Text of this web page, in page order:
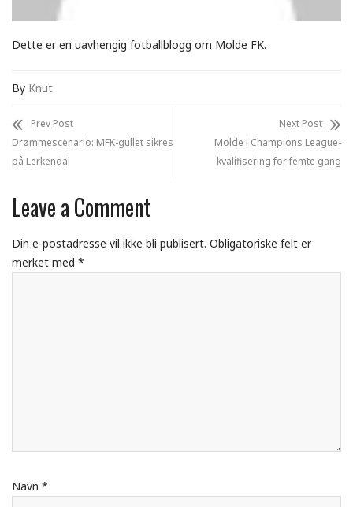
Dette er en uavhengig fotballblogg om Molde FK.
By Knut
Prev Post
Drømmescenario: MFK-gullet sikres
på Lerkendal
Next Post
Molde i Champions League-
kvalifisering for femte gang
Leave a Comment
Din e-postadresse vil ikke bli publisert. Obligatoriske felt er
merket med *
Navn *